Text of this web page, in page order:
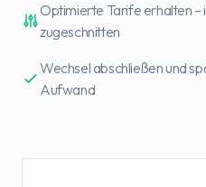
Optimierte Tarife erhalten –
zugeschnitten
Wechsel abschließen und
Aufwand